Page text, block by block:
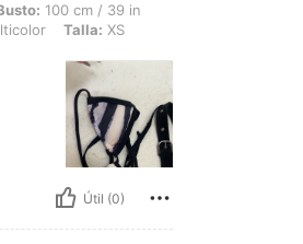
Cintura: 70 cm / 28 in, Caderas: 105 cm / 41
100 cm / 39 in
Talla: XS
Útil (0)